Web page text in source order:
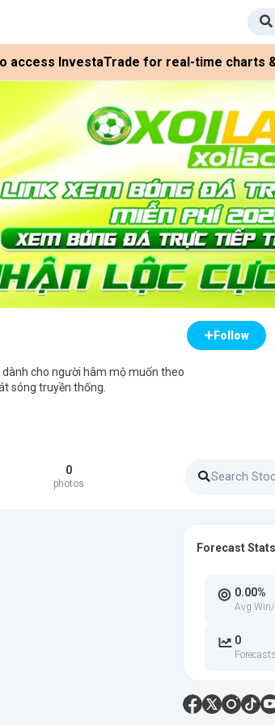
access InvestaTrade for real-time charts
cho người hâm mộ muốn theo
sóng truyền thống.
Follow
0
photos
Forecast Stats
0.00%
Avg
0
Forecasts